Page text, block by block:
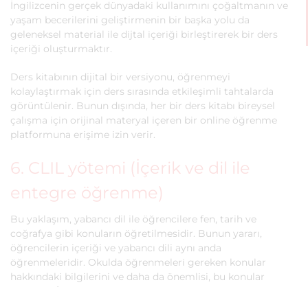
İngilizcenin gerçek dünyadaki kullanımını çoğaltmanın ve
yaşam becerilerini geliştirmenin bir başka yolu da
geleneksel material ile dijtal içeriği birleştirerek bir ders
içeriği oluşturmaktır.
Ders kitabının dijital bir versiyonu, öğrenmeyi
kolaylaştırmak için ders sırasında etkileşimli tahtalarda
görüntülenir. Bunun dışında, her bir ders kitabı bireysel
çalışma için orijinal materyal içeren bir online öğrenme
platformuna erişime izin verir.
6. CLIL yötemi (İçerik ve dil ile
entegre öğrenme)
Bu yaklaşım, yabancı dil ile öğrencilere fen, tarih ve
coğrafya gibi konuların öğretilmesidir. Bunun yararı,
öğrencilerin içeriği ve yabancı dili aynı anda
öğrenmeleridir. Okulda öğrenmeleri gereken konular
hakkındaki bilgilerini ve daha da önemlisi, bu konular